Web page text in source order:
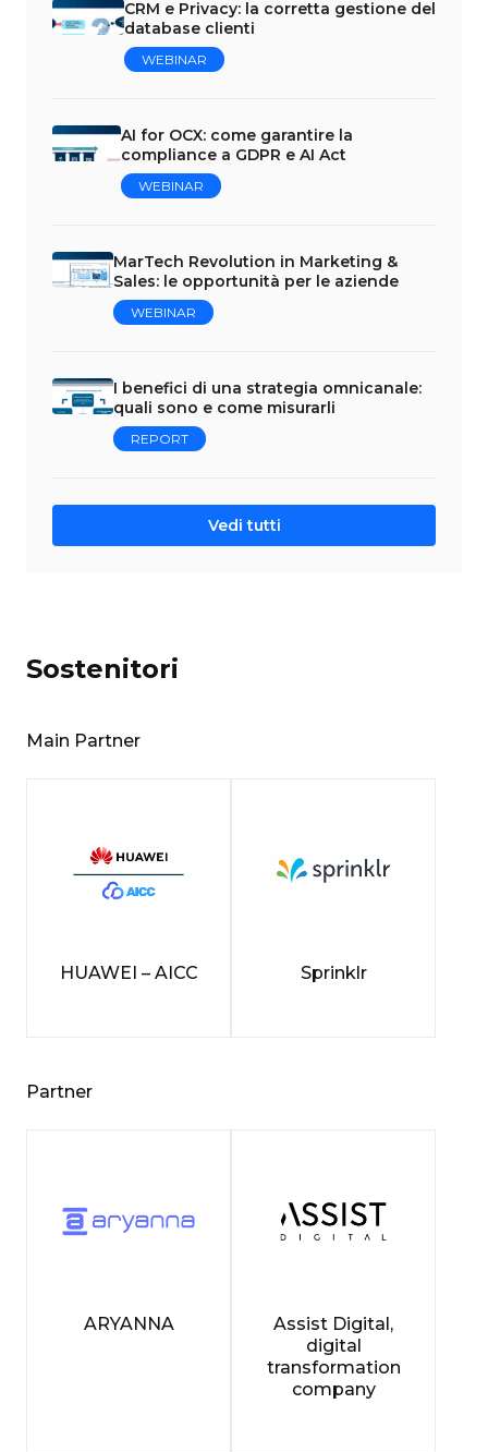
CRM e Privacy: la corretta gestione del
database clienti
WEBINAR
AI for OCX: come garantire la
compliance a GDPR e AI Act
WEBINAR
MarTech Revolution in Marketing &
Sales: le opportunità per le aziende
WEBINAR
I benefici di una strategia omnicanale:
quali sono e come misurarli
REPORT
Vedi tutti
Sostenitori
Main Partner
HUAWEI – AICC Sprinklr
Partner
ARYANNA
Assist Digital,
digital
transformation
company